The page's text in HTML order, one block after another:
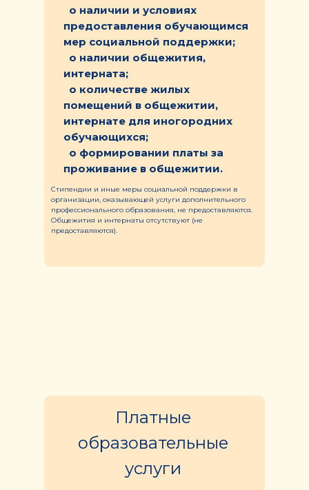
о наличии и условиях
предоставления обучающимся
мер социальной поддержки;
о наличии общежития,
интерната;
о количестве жилых
помещений в общежитии,
интернате для иногородних
обучающихся;
о формировании платы за
проживание в общежитии.
Стипендии и иные меры социальной поддержки в
организации, оказывающей услуги дополнительного
профессионального образования, не предоставляются.
Общежития и интернаты отсутствуют (не
предоставляются).
Платные
образовательные
услуги